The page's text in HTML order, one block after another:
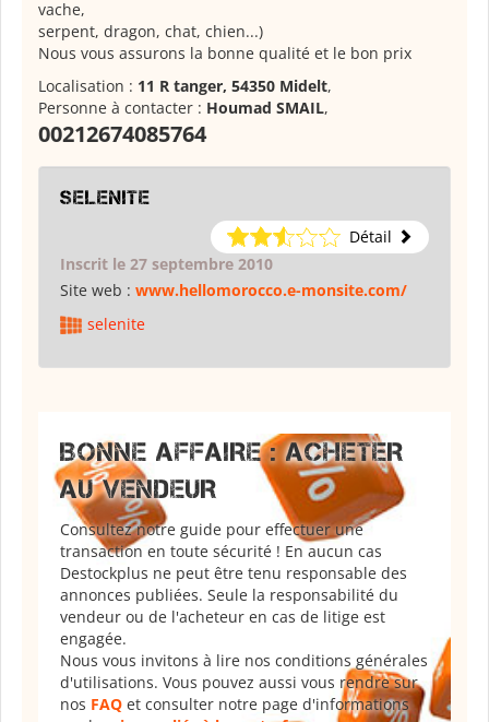
vache,
serpent, dragon, chat, chien...)
Nous vous assurons la bonne qualité et le bon prix
Localisation : 11 R tanger, 54350 Midelt,
Personne à contacter : Houmad SMAIL,
00212674085764
selenite
Détail
Inscrit le 27 septembre 2010
Site web : www.hellomorocco.e-monsite.com/
selenite
BONNE AFFAIRE : ACHETER
AU VENDEUR
Consultez notre guide pour effectuer une
transaction en toute sécurité ! En aucun cas
Destockplus ne peut être tenu responsable des
annonces publiées. Seule la responsabilité du
vendeur ou de l'acheteur en cas de litige est
engagée.
Nous vous invitons à lire nos conditions générales
d'utilisations. Vous pouvez aussi vous rendre sur
nos FAQ et consulter notre page d'informations